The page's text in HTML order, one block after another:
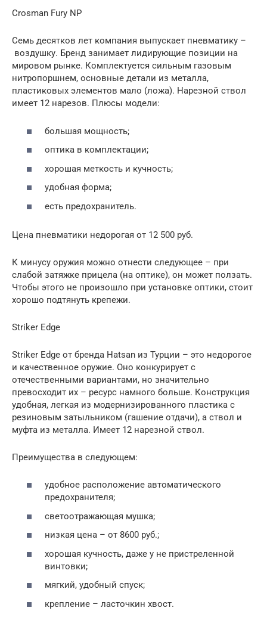
Crosman Fury NP
Семь десятков лет компания выпускает пневматику –
воздушку. Бренд занимает лидирующие позиции на
мировом рынке. Комплектуется сильным газовым
нитропоршнем, основные детали из металла,
пластиковых элементов мало (ложа). Нарезной ствол
имеет 12 нарезов. Плюсы модели:
большая мощность;
оптика в комплектации;
хорошая меткость и кучность;
удобная форма;
есть предохранитель.
Цена пневматики недорогая от 12 500 руб.
К минусу оружия можно отнести следующее – при
слабой затяжке прицела (на оптике), он может ползать.
Чтобы этого не произошло при установке оптики, стоит
хорошо подтянуть крепежи.
Striker Edge
Striker Edge от бренда Hatsan из Турции – это недорогое
и качественное оружие. Оно конкурирует с
отечественными вариантами, но значительно
превосходит их – ресурс намного больше. Конструкция
удобная, легкая из модернизированного пластика с
резиновым затыльником (гашение отдачи), а ствол и
муфта из металла. Имеет 12 нарезной ствол.
Преимущества в следующем:
удобное расположение автоматического
предохранителя;
светоотражающая мушка;
низкая цена – от 8600 руб.;
хорошая кучность, даже у не пристреленной
винтовки;
мягкий, удобный спуск;
крепление – ласточкин хвост.